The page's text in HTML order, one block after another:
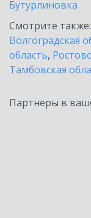
Бутурлиновка
Смотрите также:
Волгоградская
область,
Тамбовская
Партнеры в